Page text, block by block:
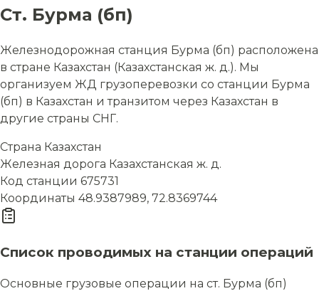
Ст. Бурма (бп)
Железнодорожная станция Бурма (бп) расположена
в стране Казахстан (Казахстанская ж. д.). Мы
организуем ЖД грузоперевозки со станции Бурма
(бп) в Казахстан и транзитом через Казахстан в
другие страны СНГ.
Страна Казахстан
Железная дорога Казахстанская ж. д.
Код станции 675731
Координаты 48.9387989, 72.8369744
Список проводимых на станции операций
Основные грузовые операции на ст. Бурма (бп)